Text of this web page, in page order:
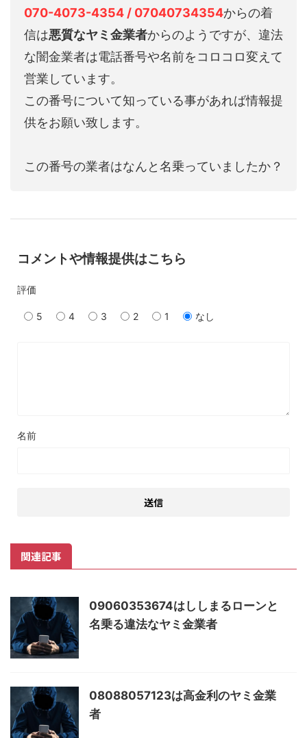
070-4073-4354 / 07040734354からの着
信は悪質なヤミ金業者からのようですが、違法
な闇金業者は電話番号や名前をコロコロ変えて
営業しています。
この番号について知っている事があれば情報提
供をお願い致します。
この番号の業者はなんと名乗っていましたか？
コメントや情報提供はこちら
評価
5 4 3 2 1 なし
名前
関連記事
09060353674はししまるローンと
名乗る違法なヤミ金業者
08088057123は高金利のヤミ金業
者